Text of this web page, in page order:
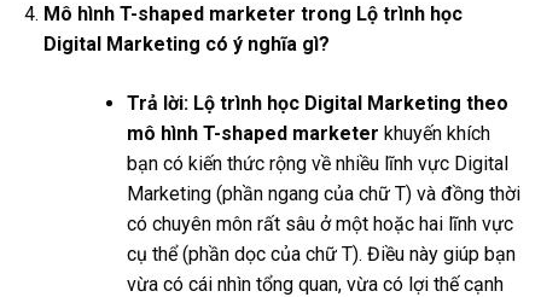
Mô hình T-shaped marketer trong Lộ trình học
Digital Marketing có ý nghĩa gì?
Trả lời: Lộ trình học Digital Marketing theo
mô hình T-shaped marketer khuyến khích
bạn có kiến thức rộng về nhiều lĩnh vực Digital
Marketing (phần ngang của chữ T) và đồng thời
có chuyên môn rất sâu ở một hoặc hai lĩnh vực
cụ thể (phần dọc của chữ T). Điều này giúp bạn
vừa có cái nhìn tổng quan, vừa có lợi thế cạnh